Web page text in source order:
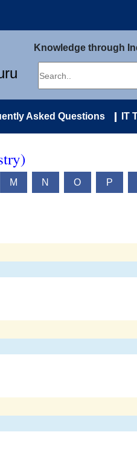
Knowledge through
Asked Questions IT
M N O P